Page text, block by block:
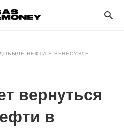
НЕФТИ В ВЕНЕСУЭЛЕ
вернуться
в